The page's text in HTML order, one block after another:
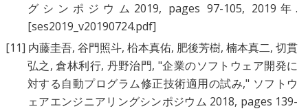
グシンポジウム2019, pages 97-105, 2019年.
[ses2019_v20190724.pdf]
[11] 内藤圭吾, 谷門照斗, 柗本真佑, 肥後芳樹, 楠本真二, 切貫
弘之,倉林利行, 丹野治門, "企業のソフトウェア開発に
対する自動プログラム修正技術適用の試み," ソフトウ
ェアエンジニアリングシンポジウム 2018, pages 139-